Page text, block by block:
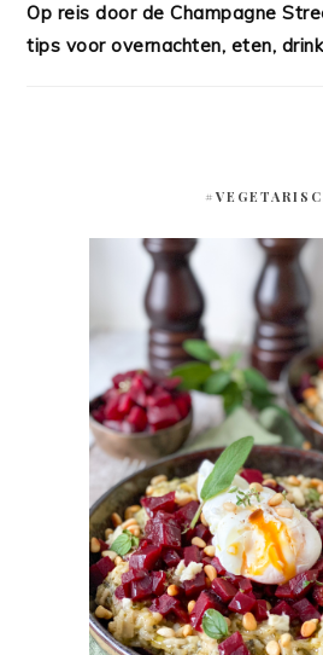
Op reis door de Champagne
tips voor overnachten, eten,